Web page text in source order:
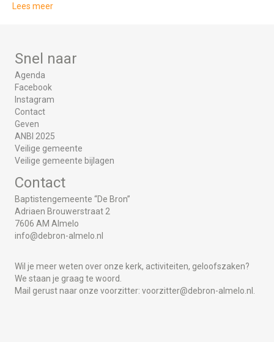
Lees meer
Snel naar
Agenda
Facebook
Instagram
Contact
Geven
ANBI 2025
Veilige gemeente
Veilige gemeente bijlagen
Contact
Baptistengemeente “De Bron”
Adriaen Brouwerstraat 2
7606 AM Almelo
info@debron-almelo.nl
Wil je meer weten over onze kerk, activiteiten, geloofszaken?
We staan je graag te woord.
Mail gerust naar onze voorzitter: voorzitter@debron-almelo.nl.